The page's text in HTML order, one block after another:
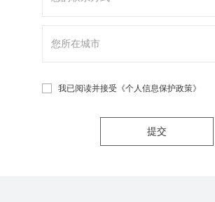
我已阅读并接受 《个人信息保护政策》
提交